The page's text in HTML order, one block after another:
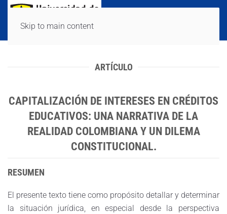
Skip to main content
ARTÍCULO
CAPITALIZACIÓN DE INTERESES EN CRÉDITOS
EDUCATIVOS: UNA NARRATIVA DE LA
REALIDAD COLOMBIANA Y UN DILEMA
CONSTITUCIONAL.
RESUMEN
El presente texto tiene como propósito detallar y determinar
la situación jurídica, en especial desde la perspectiva